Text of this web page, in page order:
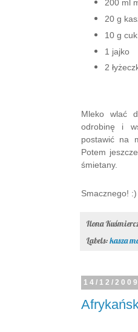
200 ml
20 g
10 g
1 jajko
2
Mleko wlać
odrobinę i
postawić na
Potem
śmietany.
Smacznego! :)
Ilona
Labels:kasza
14/12/